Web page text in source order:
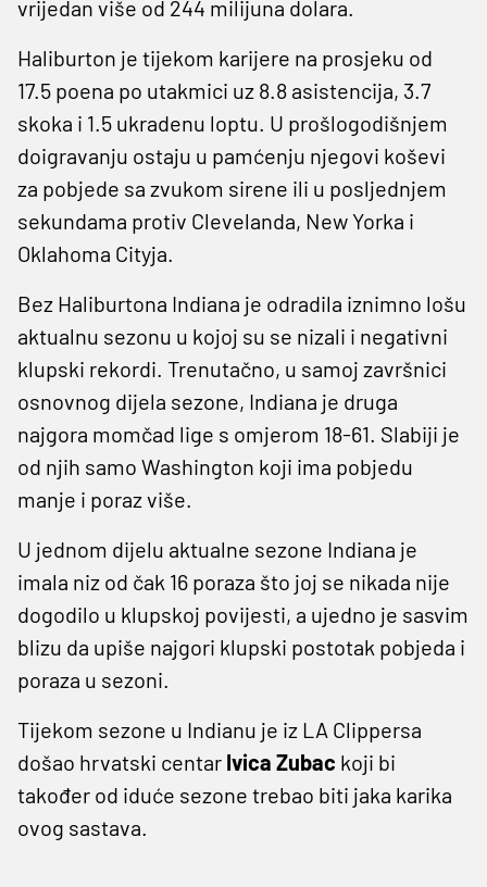
vrijedan više od 244 milijuna dolara.
Haliburton je tijekom karijere na prosjeku od
17.5 poena po utakmici uz 8.8 asistencija, 3.7
skoka i 1.5 ukradenu loptu. U prošlogodišnjem
doigravanju ostaju u pamćenju njegovi koševi
za pobjede sa zvukom sirene ili u posljednjem
sekundama protiv Clevelanda, New Yorka i
Oklahoma Cityja.
Bez Haliburtona Indiana je odradila iznimno lošu
aktualnu sezonu u kojoj su se nizali i negativni
klupski rekordi. Trenutačno, u samoj završnici
osnovnog dijela sezone, Indiana je druga
najgora momčad lige s omjerom 18-61. Slabiji je
od njih samo Washington koji ima pobjedu
manje i poraz više.
U jednom dijelu aktualne sezone Indiana je
imala niz od čak 16 poraza što joj se nikada nije
dogodilo u klupskoj povijesti, a ujedno je sasvim
blizu da upiše najgori klupski postotak pobjeda i
poraza u sezoni.
Tijekom sezone u Indianu je iz LA Clippersa
došao hrvatski centar Ivica Zubac koji bi
također od iduće sezone trebao biti jaka karika
ovog sastava.